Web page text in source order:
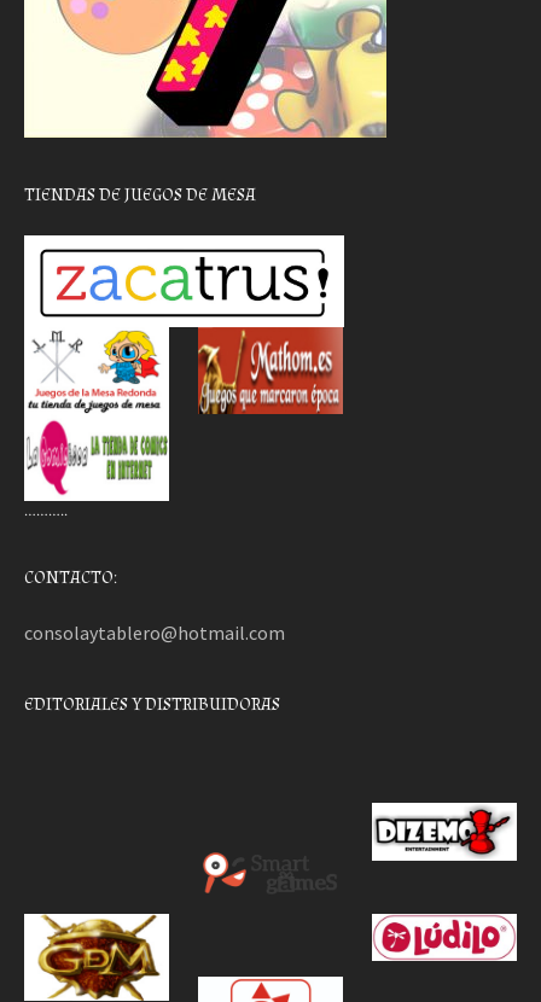
TIENDAS DE JUEGOS DE MESA
………..
CONTACTO:
consolaytablero@hotmail.com
EDITORIALES Y DISTRIBUIDORAS